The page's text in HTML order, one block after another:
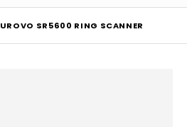
UROVO SR5600 RING SCANNER